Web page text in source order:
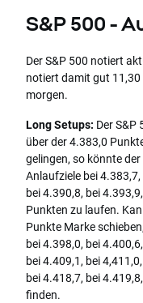
S&P 500 -
Der S&P 500 notiert
notiert damit gut
morgen.
Long Setups: Der
über der 4.383,0
gelingen, so könnte
Anlaufziele bei
bei 4.390,8, bei
Punkten zu laufen.
Punkte Marke
bei 4.398,0, bei
bei 4.409,1, bei
bei 4.418,7, bei
finden.